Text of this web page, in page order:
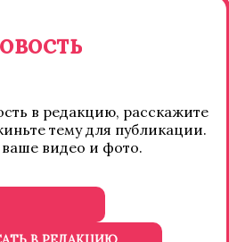
в редакцию, расскажите
тему для публикации.
видео и фото.